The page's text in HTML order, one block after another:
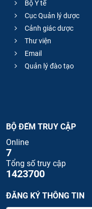
Bộ Y tế
Cục Quản lý dược
Cảnh giác dược
Thư viện
Email
Quản lý đào tạo
BỘ ĐẾM TRUY CẬP
Online
7
Tổng số truy cập
1423700
ĐĂNG KÝ THÔNG TIN